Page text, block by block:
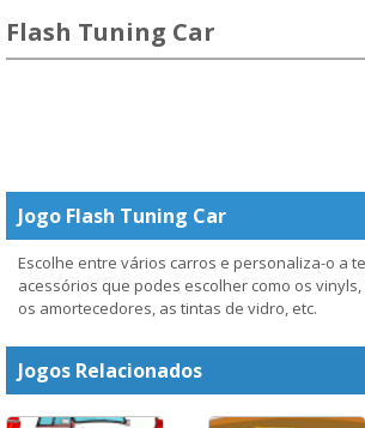
Flash Tuning Car
Jogo Flash Tuning Car
Escolhe entre vários carros e personaliza-o a
acessórios que podes escolher como os
os amortecedores, as tintas de vidro, etc.
Jogos Relacionados